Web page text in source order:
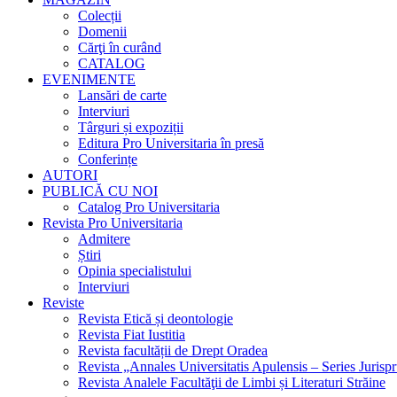
Colecții
Domenii
Cărţi în curând
CATALOG
EVENIMENTE
Lansări de carte
Interviuri
Târguri și expoziții
Editura Pro Universitaria în presă
Conferințe
AUTORI
PUBLICĂ CU NOI
Catalog Pro Universitaria
Revista Pro Universitaria
Admitere
Știri
Opinia specialistului
Interviuri
Reviste
Revista Etică și deontologie
Revista Fiat Iustitia
Revista facultății de Drept Oradea
Revista „Annales Universitatis Apulensis – Series
Revista Analele Facultăţii de Limbi și Literaturi Străine